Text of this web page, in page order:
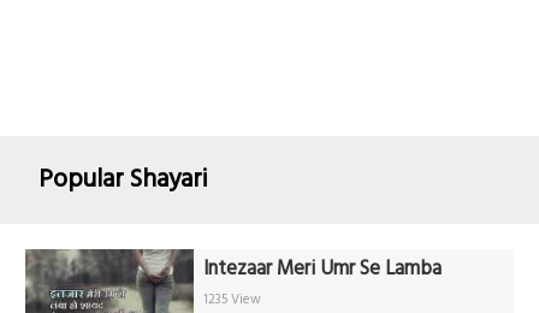
Popular Shayari
Intezaar Meri Umr Se Lamba
1235 View